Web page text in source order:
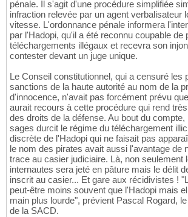
pénale. Il s'agit d'une procédure simplifiée
infraction relevée par un agent verbalisateur
vitesse. L'ordonnance pénale informera
par l'Hadopi, qu'il a été reconnu coupable de
téléchargements illégaux et recevra son
contester devant un juge unique.
Le Conseil constitutionnel, qui a censuré les
sanctions de la haute autorité au nom de la
d'innocence, n'avait pas forcément prévu
aurait recours à cette procédure qui rend
des droits de la défense. Au bout du compte,
sages durcit le régime du téléchargement
discrète de l'Hadopi qui ne faisait pas
le nom des pirates avait aussi l'avantage de
trace au casier judiciaire. Là, non seulement
internautes sera jeté en pâture mais le délit
inscrit au casier... Et gare aux récidivistes !
peut-être moins souvent que l'Hadopi mais
main plus lourde", prévient Pascal Rogard,
de la SACD.